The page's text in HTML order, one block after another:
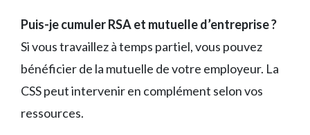
Puis-je cumuler RSA et mutuelle d’entreprise ?
Si vous travaillez à temps partiel, vous pouvez
bénéficier de la mutuelle de votre employeur. La
CSS peut intervenir en complément selon vos
ressources.